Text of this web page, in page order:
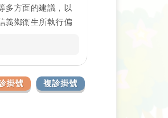
多方面的建議，以
義鄉衛生所執行偏
掛號 複診掛號